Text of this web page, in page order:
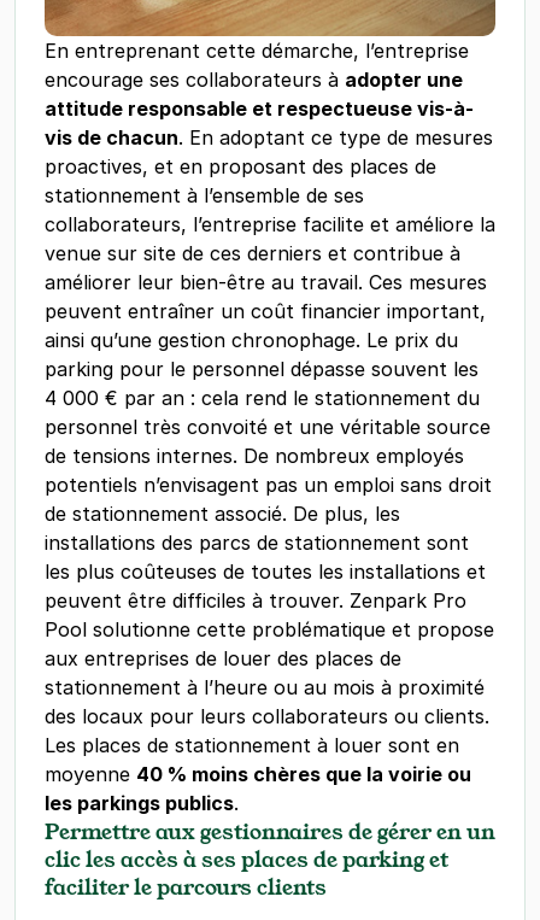
En entreprenant cette démarche, l’entreprise
encourage ses collaborateurs à adopter une
attitude responsable et respectueuse vis-à-
vis de chacun. En adoptant ce type de mesures
proactives, et en proposant des places de
stationnement à l’ensemble de ses
collaborateurs, l’entreprise facilite et améliore la
venue sur site de ces derniers et contribue à
améliorer leur bien-être au travail. Ces mesures
peuvent entraîner un coût financier important,
ainsi qu’une gestion chronophage. Le prix du
parking pour le personnel dépasse souvent les
4 000 € par an : cela rend le stationnement du
personnel très convoité et une véritable source
de tensions internes. De nombreux employés
potentiels n’envisagent pas un emploi sans droit
de stationnement associé. De plus, les
installations des parcs de stationnement sont
les plus coûteuses de toutes les installations et
peuvent être difficiles à trouver. Zenpark Pro
Pool solutionne cette problématique et propose
aux entreprises de louer des places de
stationnement à l’heure ou au mois à proximité
des locaux pour leurs collaborateurs ou clients.
Les places de stationnement à louer sont en
moyenne 40 % moins chères que la voirie ou
les parkings publics.
Permettre aux gestionnaires de gérer en un
clic les accès à ses places de parking et
faciliter le parcours clients